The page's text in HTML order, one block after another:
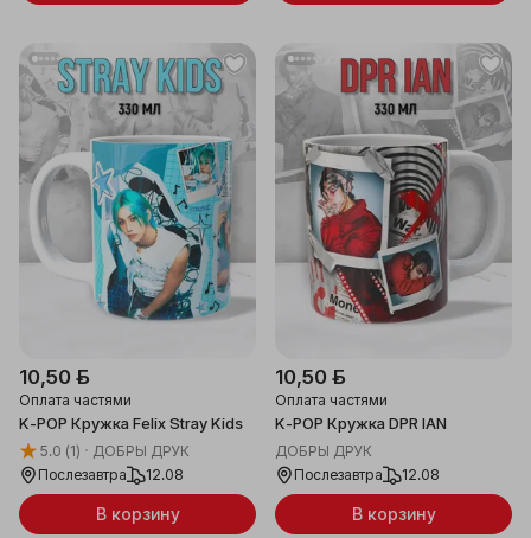
10,50 ƃ
Оплата частями
K-POP Кружка Felix Stray Kids
5.0 (1)
ДОБРЫ ДРУК
Послезавтра
12.08
В корзину
10,50 ƃ
Оплата частями
K-POP Кружка DPR IAN
ДОБРЫ ДРУК
Послезавтра
12.08
В корзину